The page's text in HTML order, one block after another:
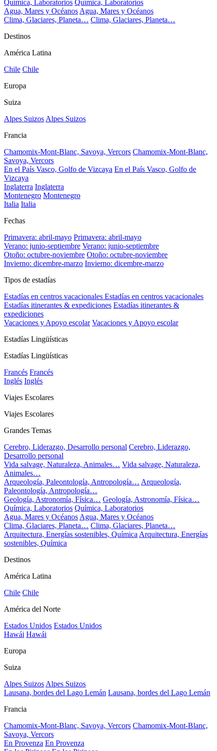
Química, Laboratorios Química, Laboratorios
Agua, Mares y OcéanosAgua, Mares y Océanos
Clima, Glaciares, Planeta… Clima, Glaciares, Planeta…
Destinos
América Latina
Chile Chile
Europa
Suiza
Alpes SuizosAlpes Suizos
Francia
Chamomix-Mont-Blanc, Savoya, Vercors Chamomix-Mont-Blanc,
Savoya, Vercors
En el País Vasco, Golfo de Vizcaya En el País Vasco, Golfo de
Vizcaya
Inglaterra Inglaterra
Montenegro Montenegro
Italia Italia
Fechas
Primavera: abril-mayo Primavera: abril-mayo
Verano: junio-septiembre Verano: junio-septiembre
Otoño: octubre-noviembre Otoño: octubre-noviembre
Invierno: dicembre-marzo Invierno: dicembre-marzo
Tipos de estadías
Estadías en centros vacacionales Estadías en centros vacacionales
Estadías itinerantes & expediciones Estadías itinerantes &
expediciones
Vacaciones y Apoyo escolar Vacaciones y Apoyo escolar
Estadías Lingüísticas
Estadías Lingüísticas
Francés Francés
Inglés Inglés
Viajes Escolares
Viajes Escolares
Grandes Temas
Cerebro, Liderazgo, Desarrollo personal Cerebro, Liderazgo,
Desarrollo personal
Vida salvage, Naturaleza, Animales… Vida salvage, Naturaleza,
Animales…
Arqueología, Paleontología, Antropología… Arqueología,
Paleontología, Antropología…
Geología, Astronomía, Física… Geología, Astronomía, Física…
Química, Laboratorios Química, Laboratorios
Agua, Mares y OcéanosAgua, Mares y Océanos
Clima, Glaciares, Planeta… Clima, Glaciares, Planeta…
Arquitectura, Energías sostenibles, QuímicaArquitectura, Energías
sostenibles, Química
Destinos
América Latina
Chile Chile
América del Norte
Estados Unidos Estados Unidos
Hawái Hawái
Europa
Suiza
Alpes SuizosAlpes Suizos
Lausana, bordes del Lago Lemán Lausana, bordes del Lago Lemán
Francia
Chamomix-Mont-Blanc, Savoya, Vercors Chamomix-Mont-Blanc,
Savoya, Vercors
En Provenza En Provenza